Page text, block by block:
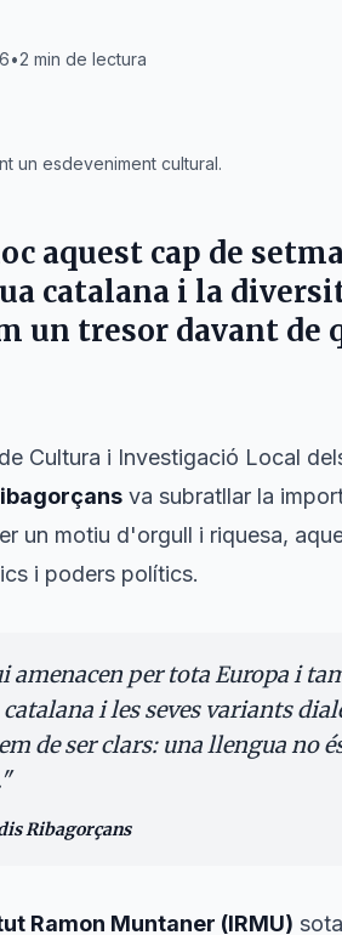
•2 min de lectura
un esdeveniment cultural.
aquest cap de
catalana i la
un tresor davant de
Cultura i Investigació Local
va subratllar la
un motiu d'orgull i riquesa,
i poders polítics.
amenacen per tota Europa i
i les seves variants
de ser clars: una llengua no
"
Ribagorçans
Ramon Muntaner (IRMU)